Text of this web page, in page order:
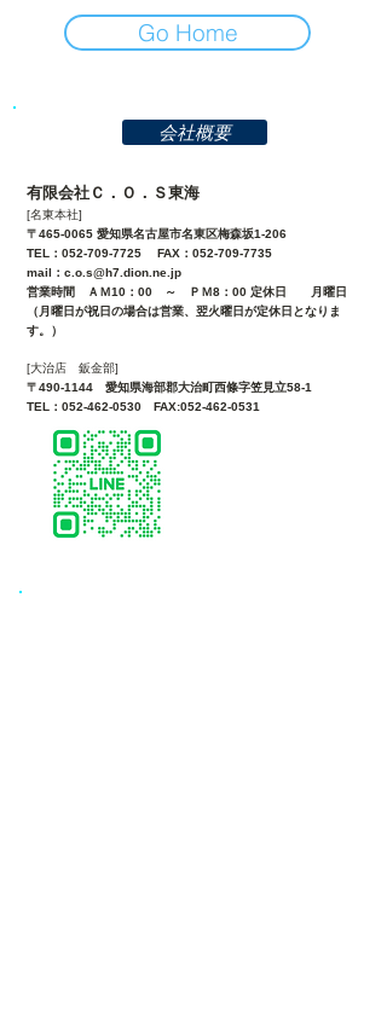
Go Home
会社概要
有限会社Ｃ．Ｏ．Ｓ東海
[名東本社]
〒465-0065 愛知県名古屋市名東区梅森坂1-206
TEL：052-709-7725 FAX：052-709-7735
mail： c.o.s@h7.dion.ne.jp
営業時間 ＡＭ10：00 ～ ＰＭ8：00 定休日 月曜日
（月曜日が祝日の場合は営業、翌火曜日が定休日となりま
す。）
[大治店 鈑金部]
〒490-1144 愛知県海部郡大治町西條字笠見立58-1
TEL：052-462-0530 FAX:052-462-0531